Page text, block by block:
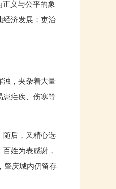
义与公平的象
经济发展；吏治
浊，夹杂着大量
患疟疾、伤寒等
随后，又精心选
姓为表感谢，
肇庆城内仍留存